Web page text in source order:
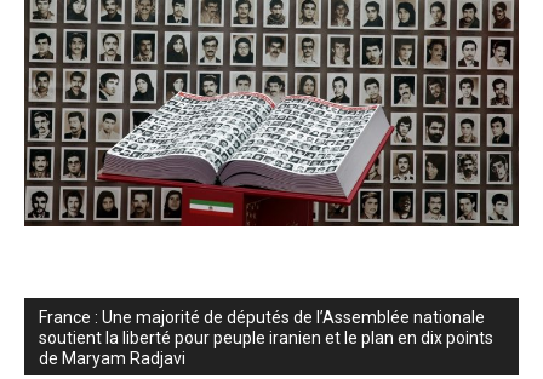
France : Une majorité de députés de l’Assemblée nationale
soutient la liberté pour peuple iranien et le plan en dix points
de Maryam Radjavi